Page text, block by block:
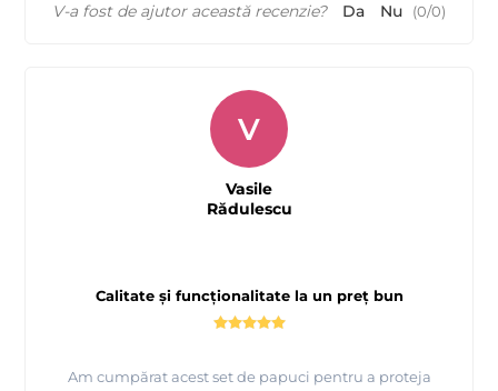
V-a fost de ajutor această recenzie? Da Nu (0/0)
Calitate și funcționalitate la un preț bun
Am cumpărat acest set de papuci pentru a proteja
V
Vasile
Rădulescu